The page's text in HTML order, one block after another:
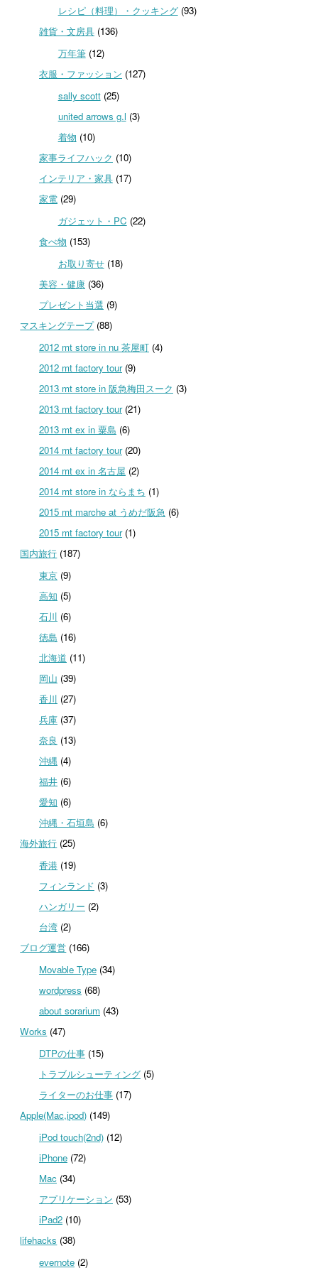
レシピ（料理）・クッキング(93)
雑貨・文房具(136)
万年筆(12)
衣服・ファッション (127)
sally scott(25)
united arrows g.l (3)
着物 (10)
家事ライフハック (10)
インテリア・家具(17)
家電(29)
ガジェット・PC (22)
食べ物 (153)
お取り寄せ(18)
美容・健康(36)
プレゼント当選 (9)
マスキングテープ(88)
2012 mt store in nu 茶屋町(4)
2012 mt factory tour(9)
2013 mt store in 阪急梅田スーク (3)
2013 mt factory tour(21)
2013 mt ex in 粟島 (6)
2014 mt factory tour(20)
2014 mt ex in 名古屋 (2)
2014 mt store in ならまち (1)
2015 mt marche at うめだ阪急 (6)
2015 mt factory tour(1)
国内旅行 (187)
東京(9)
高知 (5)
石川 (6)
徳島 (16)
北海道 (11)
岡山 (39)
香川 (27)
兵庫(37)
奈良 (13)
沖縄(4)
福井(6)
愛知 (6)
沖縄・石垣島 (6)
海外旅行 (25)
香港(19)
フィンランド (3)
ハンガリー (2)
台湾(2)
ブログ運営 (166)
Movable Type(34)
wordpress (68)
about sorarium(43)
Works (47)
DTPの仕事(15)
トラブルシューティング(5)
ライターのお仕事(17)
Apple(Mac,ipod) (149)
iPod touch(2nd)(12)
iPhone(72)
Mac(34)
アプリケーション (53)
iPad2(10)
lifehacks (38)
evernote(2)